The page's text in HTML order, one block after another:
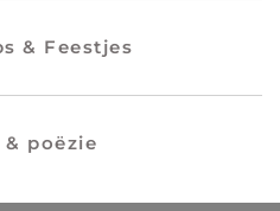
& Feestjes
& poëzie